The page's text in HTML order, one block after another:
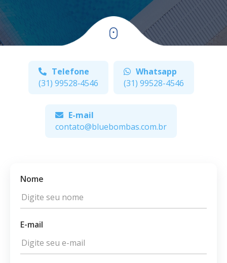
Telefone
(31) 99528‑4546‬
Whatsapp
(31) 99528-4546
E-mail
contato@bluebombas.com.br
Nome
E-mail